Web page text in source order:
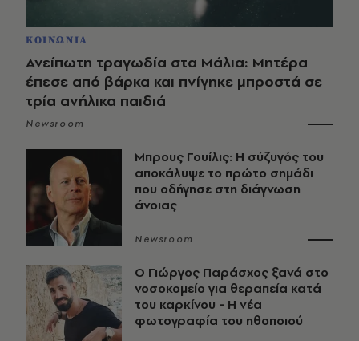
ΚΟΙΝΩΝΙΑ
Ανείπωτη τραγωδία στα Μάλια: Μητέρα
έπεσε από βάρκα και πνίγηκε μπροστά σε
τρία ανήλικα παιδιά
Newsroom
Μπρους Γουίλις: Η σύζυγός του
αποκάλυψε το πρώτο σημάδι
που οδήγησε στη διάγνωση
άνοιας
Newsroom
O Γιώργος Παράσχος ξανά στο
νοσοκομείο για θεραπεία κατά
του καρκίνου - Η νέα
φωτογραφία του ηθοποιού